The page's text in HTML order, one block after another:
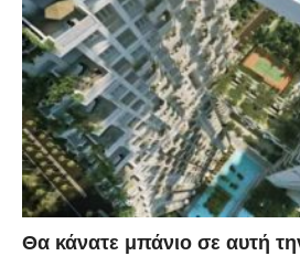
Θα κάνατε μπάνιο σε αυτή